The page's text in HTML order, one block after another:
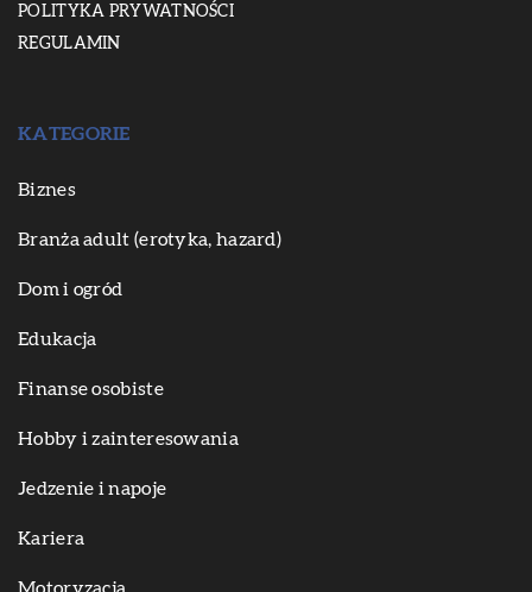
POLITYKA PRYWATNOŚCI
REGULAMIN
KATEGORIE
Biznes
Branża adult (erotyka, hazard)
Dom i ogród
Edukacja
Finanse osobiste
Hobby i zainteresowania
Jedzenie i napoje
Kariera